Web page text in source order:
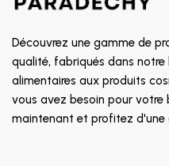
Découvrez une gamme de
qualité, fabriqués dans
alimentaires aux produits
vous avez besoin pour votre
maintenant et profitez d'une